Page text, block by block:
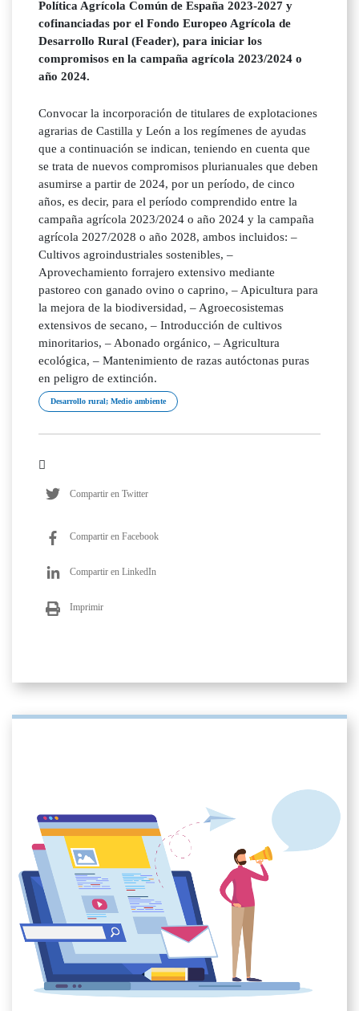
Política Agrícola Común de España 2023-2027 y
cofinanciadas por el Fondo Europeo Agrícola de
Desarrollo Rural (Feader), para iniciar los
compromisos en la campaña agrícola 2023/2024 o
año 2024.
Convocar la incorporación de titulares de explotaciones
agrarias de Castilla y León a los regímenes de ayudas
que a continuación se indican, teniendo en cuenta que
se trata de nuevos compromisos plurianuales que deben
asumirse a partir de 2024, por un período, de cinco
años, es decir, para el período comprendido entre la
campaña agrícola 2023/2024 o año 2024 y la campaña
agrícola 2027/2028 o año 2028, ambos incluidos: –
Cultivos agroindustriales sostenibles, –
Aprovechamiento forrajero extensivo mediante
pastoreo con ganado ovino o caprino, – Apicultura para
la mejora de la biodiversidad, – Agroecosistemas
extensivos de secano, – Introducción de cultivos
minoritarios, – Abonado orgánico, – Agricultura
ecológica, – Mantenimiento de razas autóctonas puras
en peligro de extinción.
Desarrollo rural; Medio ambiente
Compartir en Twitter
Compartir en Facebook
Compartir en LinkedIn
Imprimir